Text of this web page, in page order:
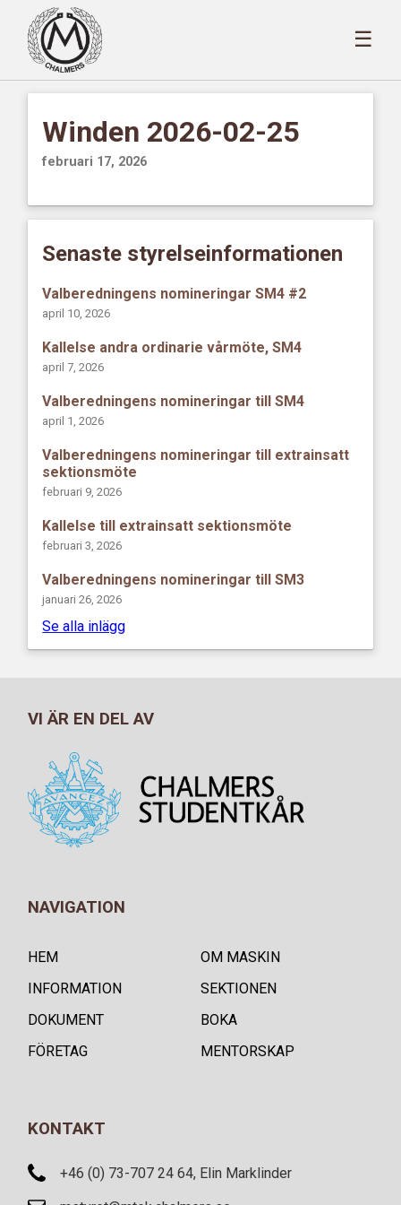
☰
Winden 2026-02-25
februari 17, 2026
Senaste styrelseinformationen
Valberedningens nomineringar SM4 #2
april 10, 2026
Kallelse andra ordinarie vårmöte, SM4
april 7, 2026
Valberedningens nomineringar till SM4
april 1, 2026
Valberedningens nomineringar till extrainsatt
sektionsmöte
februari 9, 2026
Kallelse till extrainsatt sektionsmöte
februari 3, 2026
Valberedningens nomineringar till SM3
januari 26, 2026
Se alla inlägg
VI ÄR EN DEL AV
NAVIGATION
HEM
OM MASKIN
INFORMATION
SEKTIONEN
DOKUMENT
BOKA
FÖRETAG
MENTORSKAP
KONTAKT
+46 (0) 73-707 24 64, Elin Marklinder